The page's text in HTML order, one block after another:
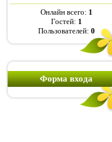
Онлайн всего: 1
Гостей: 1
Пользователей: 0
Форма входа